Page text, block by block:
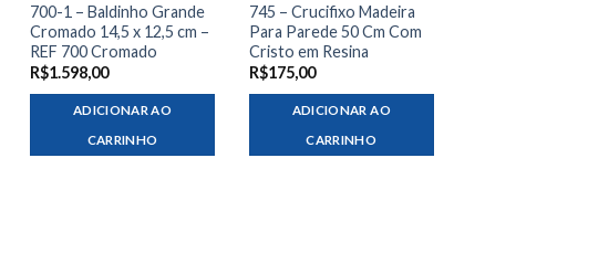
700-1 – Baldinho Grande
Cromado 14,5 x 12,5 cm –
REF 700 Cromado
R$1.598,00
ADICIONAR AO
CARRINHO
745 – Crucifixo Madeira
Para Parede 50 Cm Com
Cristo em Resina
R$175,00
ADICIONAR AO
CARRINHO